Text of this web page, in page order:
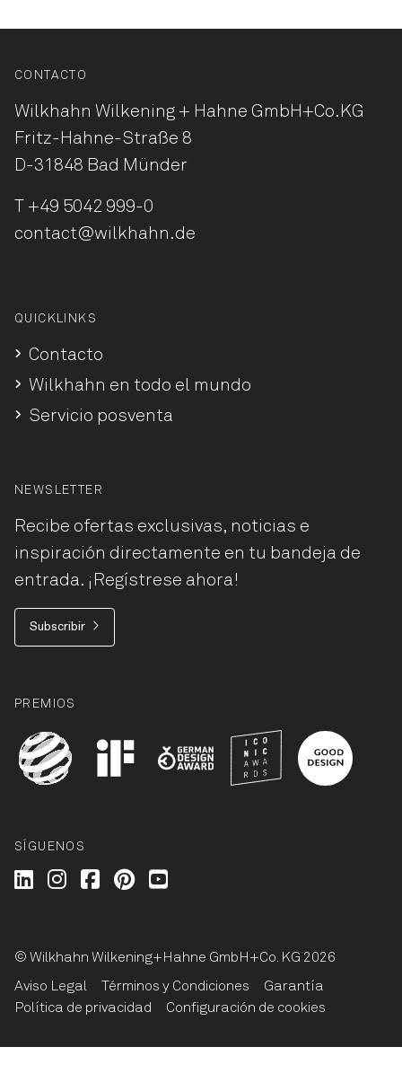
CONTACTO
Wilkhahn Wilkening + Hahne GmbH+Co.KG
Fritz-Hahne-Straße 8
D-31848 Bad Münder
+49 5042 999-0
contact@wilkhahn.de
QUICKLINKS
Contacto
Wilkhahn en todo el mundo
Servicio posventa
NEWSLETTER
Recibe ofertas exclusivas, noticias e
inspiración directamente en tu bandeja de
entrada. ¡Regístrese ahora!
Subscribir
PREMIOS
SÍGUENOS
Wilkhahn @ LinkedIn
Wilkhahn @ Instagram
Wilkhahn @ Facebook
Wilkhahn @ Pinterest
© Wilkhahn Wilkening+Hahne GmbH+Co. KG 2026
Aviso Legal
Términos y Condiciones
Garantía
Política de privacidad
Configuración de cookies